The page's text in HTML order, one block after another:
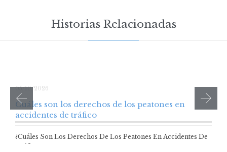
Historias Relacionadas
05/10/2026
Cuáles son los derechos de los peatones en
accidentes de tráfico
¿Cuáles Son Los Derechos De Los Peatones En Accidentes De